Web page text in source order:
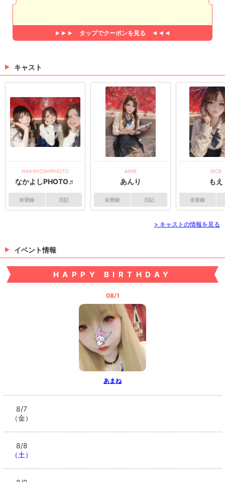
タップでクーポンを見る
キャスト
NAKAYOSHIPHOTO
なかよしPHOTO♬
未登録 日記
ANRI
あんり
未登録 日記
MOE
もえ
未登録
> キャストの情報を見る
イベント情報
HAPPY BIRTHDAY
08/1
あまね
8/7
（金）
8/8
（土）